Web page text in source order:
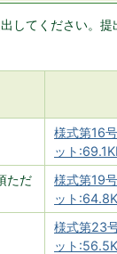
してください。提
様式第16
ット
ただ
様式第19
ット
様式第23
ット